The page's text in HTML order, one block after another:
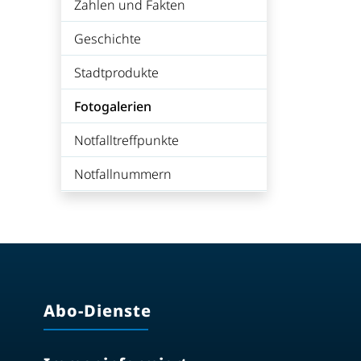
Zahlen und Fakten
Geschichte
Stadtprodukte
Fotogalerien
(ausgewählt)
Notfalltreffpunkte
Notfallnummern
Abo-Dienste